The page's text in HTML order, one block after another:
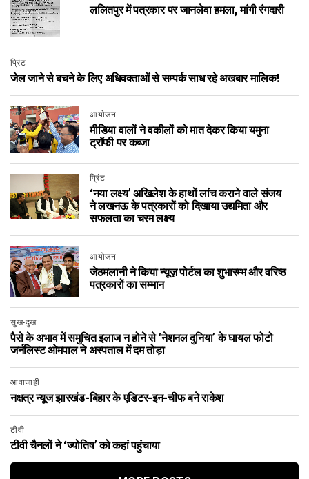
ललितपुर में पत्रकार पर जानलेवा हमला, मांगी रंगदारी
प्रिंट
जेल जाने से बचने के लिए अधिवक्ताओं से सम्पर्क साध रहे अखबार मालिक!
आयोजन
मीडिया वालों ने वकीलों को मात देकर किया यमुना
ट्रॉफी पर कब्जा
प्रिंट
‘नया लक्ष्य’ अखिलेश के हाथों लांच कराने वाले संजय
ने लखनऊ के पत्रकारों को दिखाया उद्यमिता और
सफलता का चरम लक्ष्य
आयोजन
जेठमलानी ने किया न्यूज़ पोर्टल का शुभारम्भ और वरिष्ठ
पत्रकारों का सम्मान
सुख-दुख
पैसे के अभाव में समुचित इलाज न होने से ‘नेशनल दुनिया’ के घायल फोटो
जर्नलिस्ट ओमपाल ने अस्पताल में दम तोड़ा
आवाजाही
नक्षत्र न्यूज झारखंड-बिहार के एडिटर-इन-चीफ बने राकेश
टीवी
टीवी चैनलों ने ‘ज्योतिष’ को कहां पहुंचाया